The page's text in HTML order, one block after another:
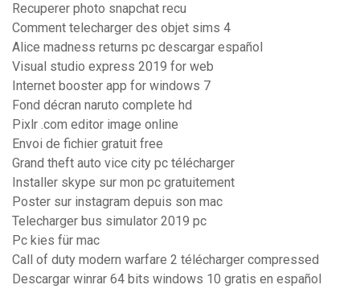
Recuperer photo snapchat recu
Comment telecharger des objet sims 4
Alice madness returns pc descargar español
Visual studio express 2019 for web
Internet booster app for windows 7
Fond décran naruto complete hd
Pixlr .com editor image online
Envoi de fichier gratuit free
Grand theft auto vice city pc télécharger
Installer skype sur mon pc gratuitement
Poster sur instagram depuis son mac
Telecharger bus simulator 2019 pc
Pc kies für mac
Call of duty modern warfare 2 télécharger compressed
Descargar winrar 64 bits windows 10 gratis en español